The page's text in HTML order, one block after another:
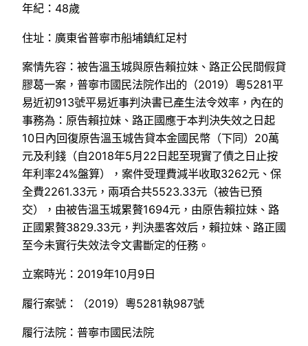
年紀：48歲
住址：廣東省普寧市船埔鎮紅足村
案情先容：被告溫玉城與原告賴拉妹、路正公民間假貸
膠葛一案，普寧市國民法院作出的（2019）粵5281平
易近初913號平易近事判決書已產生法令效率，內在的
事務為：原告賴拉妹、路正國應于本判決失效之日起
10日內回復原告溫玉城告貸本金國民幣（下同）20萬
元及利錢（自2018年5月22日起至現實了債之日止按
年利率24%盤算），案件受理費減半收取3262元、保
全費2261.33元，兩項合共5523.33元（被告已預
交），由被告溫玉城累贅1694元，由原告賴拉妹、路
正國累贅3829.33元，判決墨客效后，賴拉妹、路正國
至今未實行失效法令文書斷定的任務。
立案時光：2019年10月9日
履行案號：（2019）粵5281執987號
履行法院：普寧市國民法院